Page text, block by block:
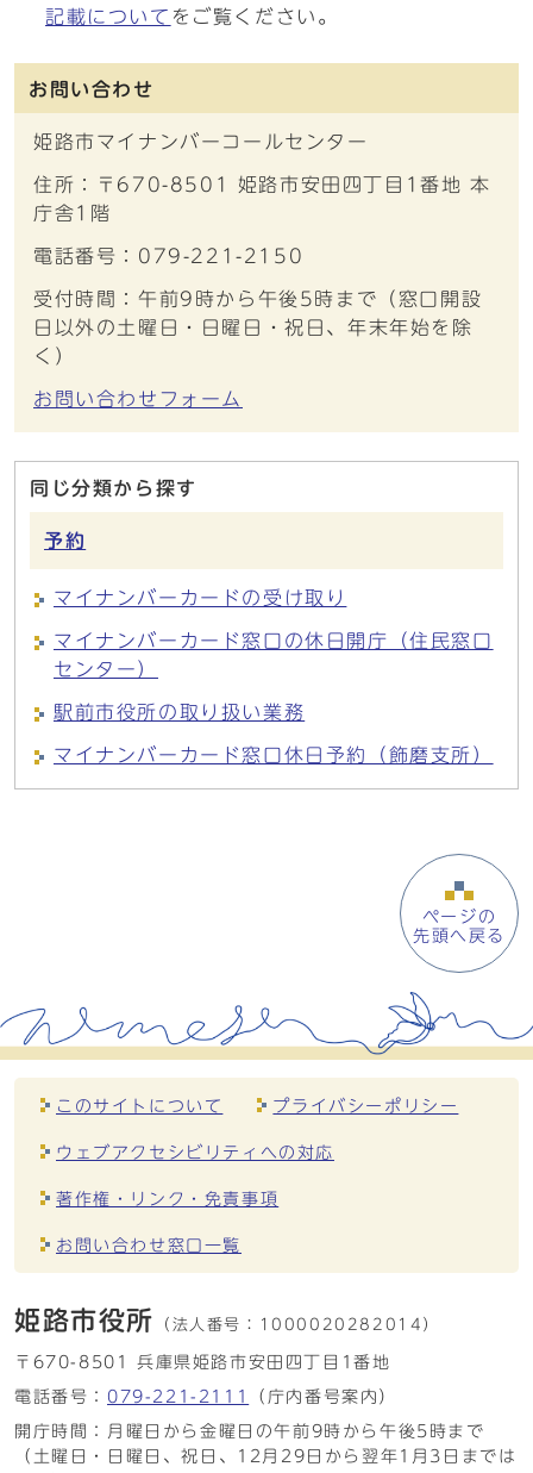
記載について をご覧ください。
お問い合わせ
姫路市マイナンバーコールセンター
住所：〒670-8501 姫路市安田四丁目1番地 本
庁舎1階
電話番号：079-221-2150
受付時間：午前9時から午後5時まで（窓口開設
日以外の土曜日・日曜日・祝日、年末年始を除
く）
お問い合わせフォーム
同じ分類から探す
予約
マイナンバーカードの受け取り
マイナンバーカード窓口の休日開庁（住民窓口
センター）
駅前市役所の取り扱い業務
マイナンバーカード窓口休日予約（飾磨支所）
ページの
先頭へ戻る
このサイトについて プライバシーポリシー
ウェブアクセシビリティへの対応
著作権・リンク・免責事項
お問い合わせ窓口一覧
姫路市役所 （法人番号： 1000020282014）
〒670-8501 兵庫県姫路市安田四丁目1番地
電話番号： 079-221-2111
（庁内番号案内）
開庁時間：月曜日から金曜日の午前9時から午後5時まで
（土曜日・日曜日、祝日、12月29日から翌年1月3日までは